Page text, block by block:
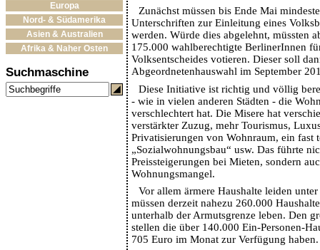
Europa
Nord- & Südamerika
Asien & Australien
Afrika & Naher Osten
Suchmaschine
Zunächst müssen bis Ende Mai
Unterschriften zur Einleitung eines
werden. Würde dies abgelehnt, müssten
175.000 wahlberechtigte BerlinerInnen
Volksentscheides votieren. Dieser soll
Abgeordnetenhauswahl im September
Diese Initiative ist richtig und völlig
- wie in vielen anderen Städten - die
verschlechtert hat. Die Misere hat
verstärkter Zuzug, mehr Tourismus,
Privatisierungen von Wohnraum, ein fast
„Sozialwohnungsbau“ usw. Das führte
Preissteigerungen bei Mieten, sondern
Wohnungsmangel.
Vor allem ärmere Haushalte leiden
müssen derzeit nahezu 260.000
unterhalb der Armutsgrenze leben. Den
stellen die über 140.000 Ein-Personen-
705 Euro im Monat zur Verfügung haben.